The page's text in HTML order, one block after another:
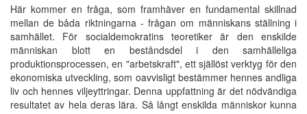
Här kommer en fråga, som framhäver en fundamental skillnad
mellan de båda riktningarna - frågan om människans ställning i
samhället. För socialdemokratins teoretiker är den enskilde
människan blott en beståndsdel i den samhälleliga
produktionsprocessen, en "arbetskraft", ett själlöst verktyg för den
ekonomiska utveckling, som oavvisligt bestämmer hennes andliga
liv och hennes viljeyttringar. Denna uppfattning är det nödvändiga
resultatet av hela deras lära. Så långt enskilda människor kunna